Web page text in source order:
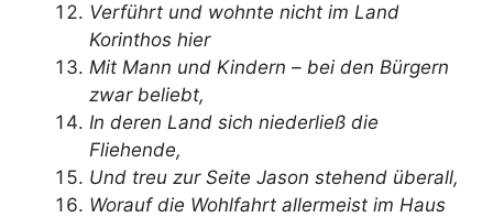
Verführt und wohnte nicht im Land
Korinthos hier
Mit Mann und Kindern – bei den Bürgern
zwar beliebt,
In deren Land sich niederließ die
Fliehende,
Und treu zur Seite Jason stehend überall,
Worauf die Wohlfahrt allermeist im Haus